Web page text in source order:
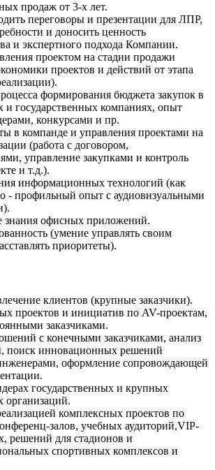
продаж от 3-х лет.
переговоры и презентации для ЛПР,
и доносить ценность
и экспертного подхода Компании.
проектом на стадии продажи
проектов и действий от этапа
формирования бюджета закупок в
и государственных компаниях, опыт
конкурсами и пр.
в компанде и управления проектами на
(работа с договором,
управление закупками и контроль
и т.д.).
информационных технологий (как
- профильный опыт с аудиовизуальными
знания офисных приложений.
(умение управлять своим
приоритеты).
клиентов (крупные заказчики).
проектов и инициатив по AV-проектам,
заказчиками.
с конечными заказчиками, анализ
поиск инновационных решений
оформление сопровождающей
государственных и крупных
организаций.
комплексных проектов по
залов, учебных аудиторий,VIP-
решений для стадионов и
спортивных комплексов и